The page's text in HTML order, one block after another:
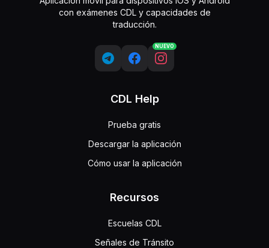
con exámenes CDL y capacidades de
traducción.
NUEVO
CDL Help
Prueba gratis
Descargar la aplicación
Cómo usar la aplicación
Recursos
Escuelas CDL
Señales de Tránsito